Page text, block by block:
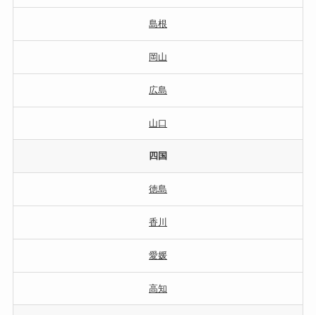
島根
岡山
広島
山口
四国
徳島
香川
愛媛
高知